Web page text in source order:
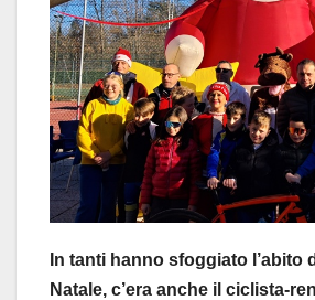
In tanti hanno sfoggiato l’abito
Natale, c’era anche il ciclista-